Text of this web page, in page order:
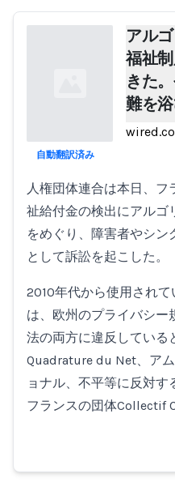
アル
福祉
きた
難を
自動翻訳済み
人権団体連合は本日、フ
祉給付金の検出にアルゴ
をめぐり、障害者やシン
として訴訟を起こした。
2010年代から使用され
は、欧州のプライバシー
法の両方に違反している
Quadrature du Net、ア
ョナル、不平等に反対
フランスの団体Collectif